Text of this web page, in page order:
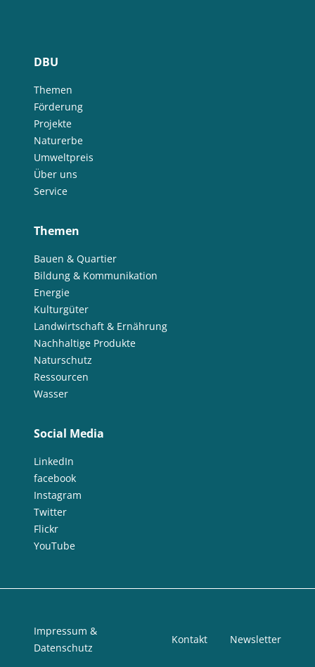
DBU
Themen
Förderung
Projekte
Naturerbe
Umweltpreis
Über uns
Service
Themen
Bauen & Quartier
Bildung & Kommunikation
Energie
Kulturgüter
Landwirtschaft & Ernährung
Nachhaltige Produkte
Naturschutz
Ressourcen
Wasser
Social Media
LinkedIn
facebook
Instagram
Twitter
Flickr
YouTube
Impressum &
Datenschutz
Kontakt Newsletter